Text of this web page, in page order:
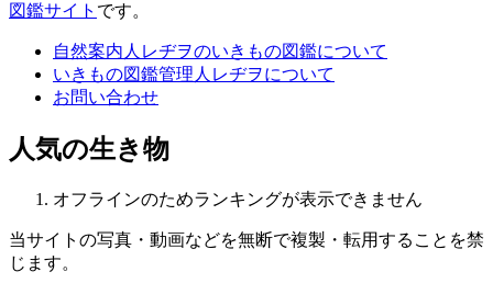
図鑑サイト です。
自然案内人レヂヲのいきもの図鑑について
いきもの図鑑管理人レヂヲについて
お問い合わせ
人気の生き物
オフラインのためランキングが表示できません
当サイトの写真・動画などを無断で複製・転用することを禁
じます。